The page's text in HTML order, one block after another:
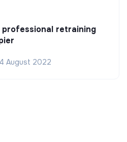
retraining
August 2022